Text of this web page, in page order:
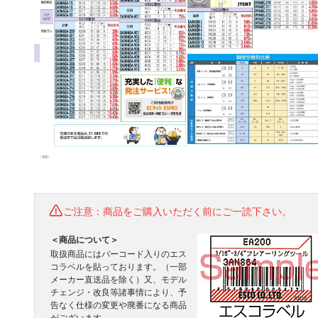
ご注意：商品をご購入いただく前にご一読下さい。
＜商品について＞
取扱商品にはバーコード入りのエス
コラベルを貼っております。（一部
メーカー直送品を除く）又、モデル
チェンジ・改良等諸事情により、予
告なく仕様の変更や廃番になる商品